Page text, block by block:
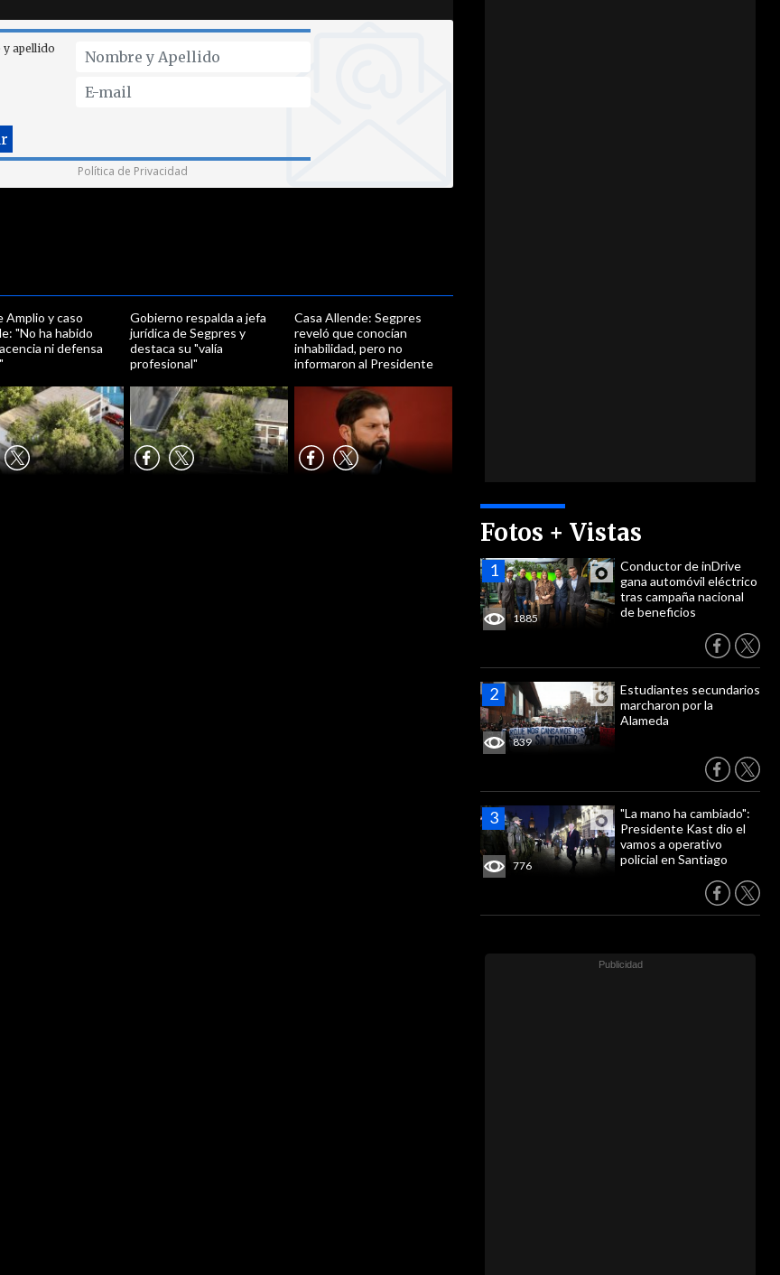
Fotos + Vistas
1885
Conductor de inDrive
gana automóvil eléctrico
tras campaña nacional
de beneficios
839
Estudiantes secundarios
marcharon por la
Alameda
776
"La mano ha cambiado":
Presidente Kast dio el
vamos a operativo
policial en Santiago
apellido
Política de Privacidad
Amplio y caso
"No ha habido
ni defensa
Gobierno respalda a jefa
jurídica de Segpres y
destaca su "valía
profesional"
Casa Allende: Segpres
reveló que conocían
inhabilidad, pero no
informaron al Presidente